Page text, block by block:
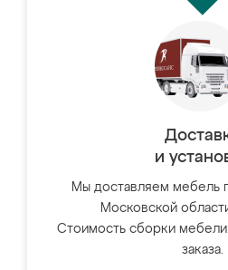
и
Мы доставляем мебель
Московской
Стоимость сборки
заказа.